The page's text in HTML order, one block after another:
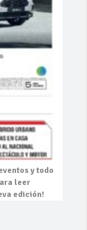
y todo
leer
edición!